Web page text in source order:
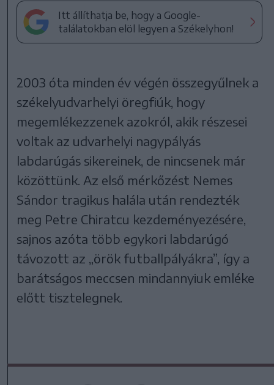
Itt állíthatja be, hogy a Google-
találatokban elöl legyen a Székelyhon!
2003 óta minden év végén összegyűlnek a
székelyudvarhelyi öregfiúk, hogy
megemlékezzenek azokról, akik részesei
voltak az udvarhelyi nagypályás
labdarúgás sikereinek, de nincsenek már
közöttünk. Az első mérkőzést Nemes
Sándor tragikus halála után rendezték
meg Petre Chiratcu kezdeményezésére,
sajnos azóta több egykori labdarúgó
távozott az „örök futballpályákra”, így a
barátságos meccsen mindannyiuk emléke
előtt tisztelegnek.